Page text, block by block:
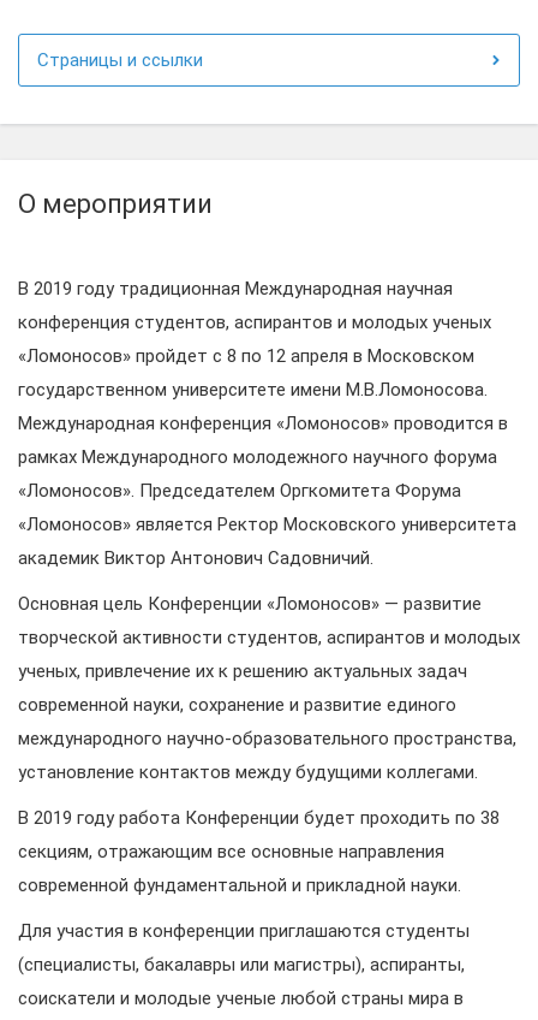
Страницы и ссылки
О мероприятии
В 2019 году традиционная Международная научная
конференция студентов, аспирантов и молодых ученых
«Ломоносов» пройдет с 8 по 12 апреля в Московском
государственном университете имени М.В.Ломоносова.
Международная конференция «Ломоносов» проводится в
рамках Международного молодежного научного форума
«Ломоносов». Председателем Оргкомитета Форума
«Ломоносов» является Ректор Московского университета
академик Виктор Антонович Садовничий.
Основная цель Конференции «Ломоносов» — развитие
творческой активности студентов, аспирантов и молодых
ученых, привлечение их к решению актуальных задач
современной науки, сохранение и развитие единого
международного научно-образовательного пространства,
установление контактов между будущими коллегами.
В 2019 году работа Конференции будет проходить по 38
секциям, отражающим все основные направления
современной фундаментальной и прикладной науки.
Для участия в конференции приглашаются студенты
(специалисты, бакалавры или магистры), аспиранты,
соискатели и молодые ученые любой страны мира в